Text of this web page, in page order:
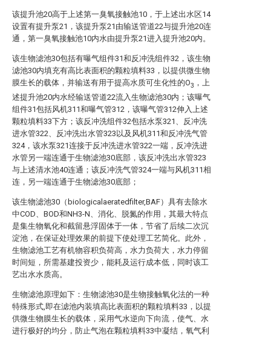
该提升池20高于上述第一臭氧接触池10，于上述出水区14
设置有提升泵21，该提升泵21由输送管道22与提升池20连
通，第一臭氧接触池10内水由提升泵21进入提升池20内。
该生物滤池30包括有曝气组件31和反冲洗组件32，该生物
滤池30内填充有高比表面积的颗粒填料33，以提供微生物
膜生长的载体，并输送有用于提高水质可生化性的O3 ，上
述提升池20内水经输送管道22流入生物滤池30内；该曝气
组件31包括风机311和曝气管312，该曝气管312伸入上述
颗粒填料33下方；该反冲洗组件32包括水泵321、反冲洗
进水管322、反冲洗出水管323以及风机311和反冲洗气管
324，该水泵321连接于反冲洗进水管322一端，反冲洗进
水管另一端连通于生物滤池30底部，该反冲洗出水管323
与上述清水池40连通；该反冲洗气管324一端与风机311相
连，另一端连通于生物滤池30底部；
该生物滤池30（biologicalaeratedfilter,BAF）具有去除水
中COD、BOD和NH3-N、消化、脱氮的作用，其最大特点
是集生物氧化和截留悬浮固体于一体，节省了后续二次沉
淀池，在保证处理效果的前提下使处理工艺简化。此外，
生物滤池工艺有机物容积负荷高，水力负荷大，水力停留
时间短，所需基建投资少，能耗及运行成本低，同时该工
艺出水水质高。
生物滤池原理如下：生物滤池30是生物接触氧化法的一种
特殊形式,即在滤池内装填高比表面积的颗粒填料33，以提
供微生物膜生长的载体，采用气水逆向下向流，使气、水
进行极好的均分，防止气泡在颗粒填料33中凝结，氧气利